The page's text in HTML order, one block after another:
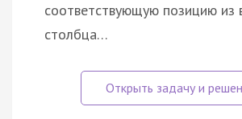
соответствующую позицию из
столбца…